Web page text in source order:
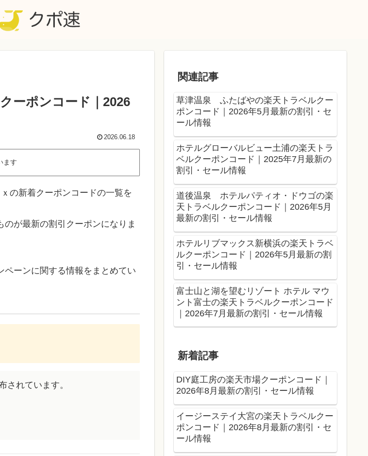
ーポンコード｜2026
2026.06.18
ます
の新着クーポンコードの一覧を
が最新の割引クーポンになりま
ーンに関する情報をまとめてい
されています。
関連記事
草津温泉 ふたばやの楽天トラベルクー
ポンコード｜2026年5月最新の割引・セ
ール情報
ホテルグローバルビュー土浦の楽天トラ
ベルクーポンコード｜2025年7月最新の
割引・セール情報
道後温泉 ホテルパティオ・ドウゴの楽
天トラベルクーポンコード｜2026年5月
最新の割引・セール情報
ホテルリブマックス新横浜の楽天トラベ
ルクーポンコード｜2026年5月最新の割
引・セール情報
富士山と湖を望むリゾート ホテル マウ
ント富士の楽天トラベルクーポンコード
｜2026年7月最新の割引・セール情報
新着記事
DIY庭工房の楽天市場クーポンコード｜
2026年8月最新の割引・セール情報
イージーステイ大宮の楽天トラベルクー
ポンコード｜2026年8月最新の割引・セ
ール情報